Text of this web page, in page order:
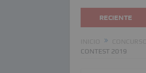
RECIENTE
Revisión anual ID DMR
CONTEST 2019